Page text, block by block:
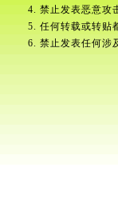
4. 禁止发表恶意攻
5. 任何转载或转贴
6. 禁止发表任何涉